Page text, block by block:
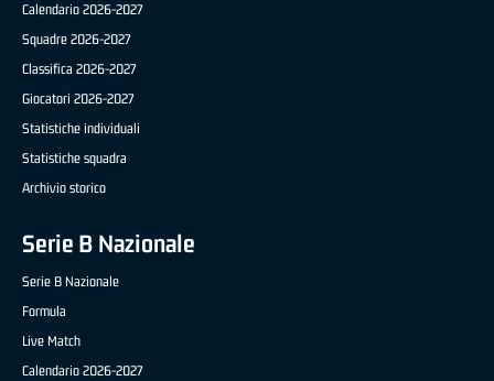
Calendario 2026-2027
Squadre 2026-2027
Classifica 2026-2027
Giocatori 2026-2027
Statistiche individuali
Statistiche squadra
Archivio storico
Serie B Nazionale
Serie B Nazionale
Formula
Live Match
Calendario 2026-2027